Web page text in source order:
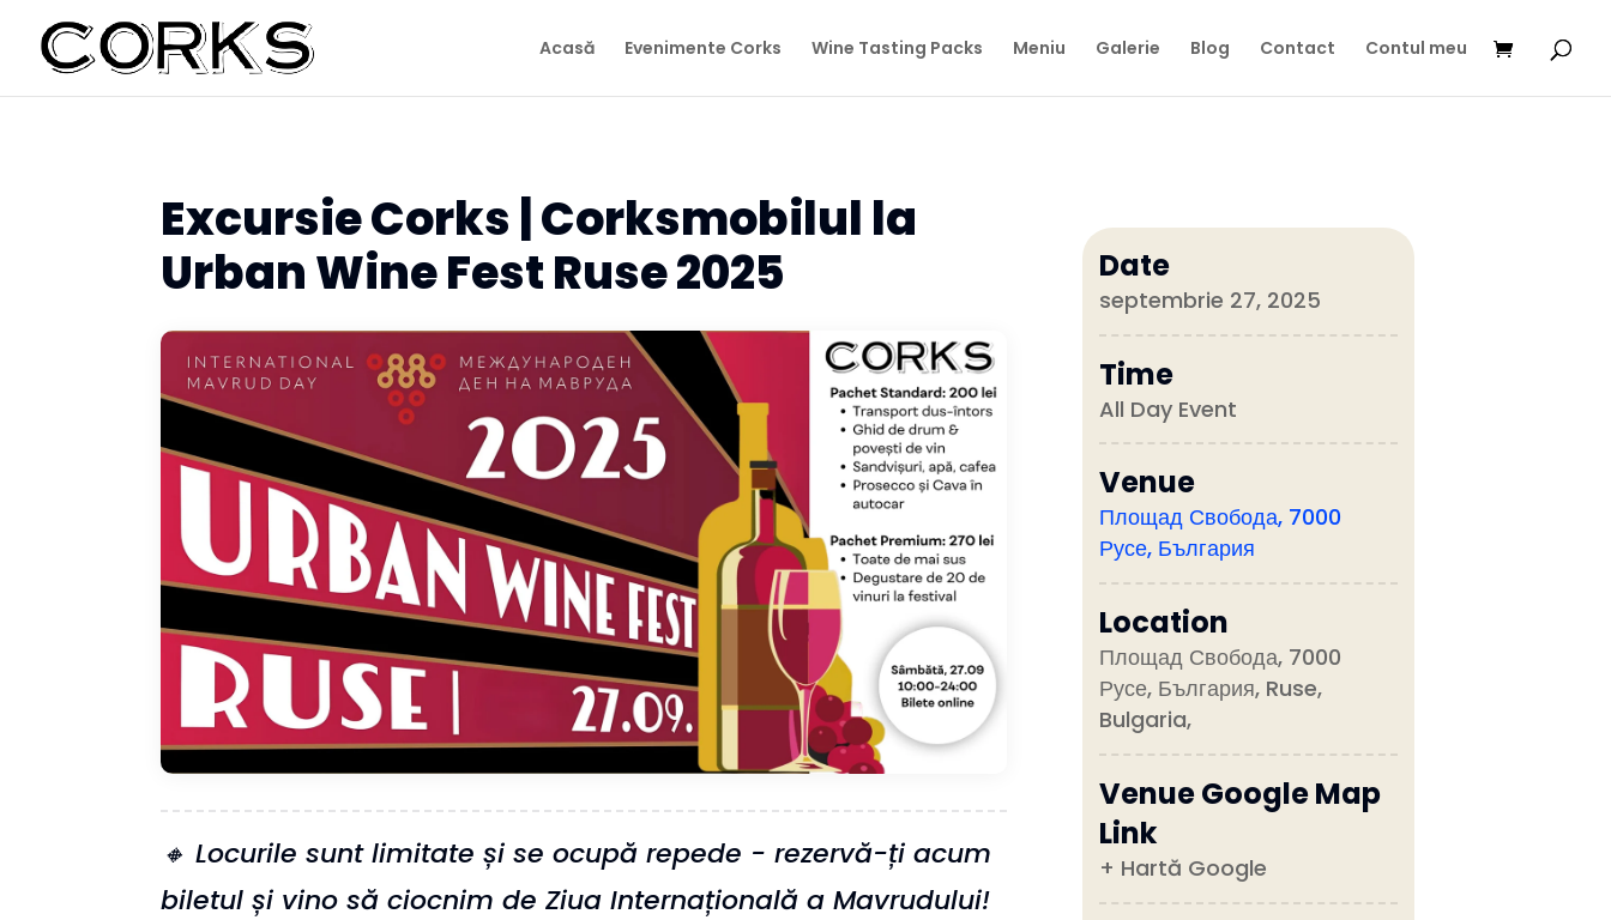
Acasă Evenimente Corks Wine Tasting Packs Meniu Galerie Blog Contact Contul meu
Excursie Corks | Corksmobilul la
Urban Wine Fest Ruse 2025
🔸 Locurile sunt limitate și se ocupă repede - rezervă-ți acum
biletul și vino să ciocnim de Ziua Internațională a Mavrudului!
Date
septembrie 27, 2025
Time
All Day Event
Venue
Площад Свобода, 7000
Русе, България
Location
Площад Свобода, 7000
Русе, България, Ruse,
Bulgaria,
Venue Google Map
Link
+ Hartă Google